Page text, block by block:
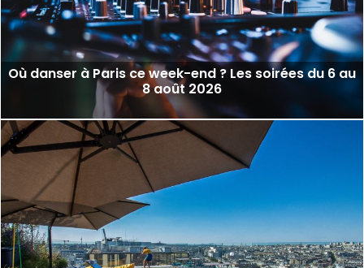
Où danser à Paris ce week-end ? Les soirées du 6 au
8 août 2026